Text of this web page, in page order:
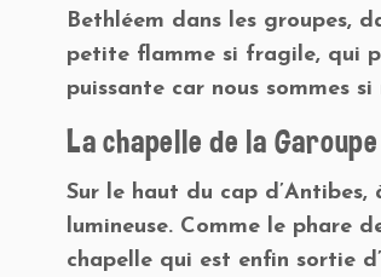
Bethléem dans les groupes,
petite flamme si fragile, qui
puissante car nous sommes
La chapelle de la
Sur le haut du cap
lumineuse. Comme le phare
chapelle qui est enfin sortie